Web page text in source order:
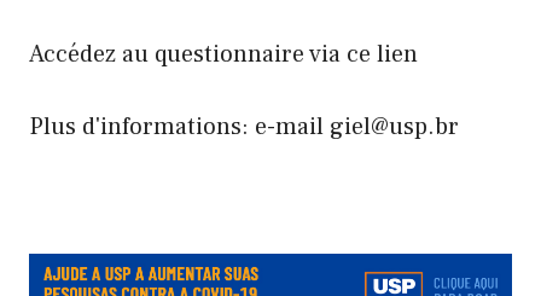
Accédez au questionnaire via ce lien
Plus d'informations: e-mail giel@usp.br